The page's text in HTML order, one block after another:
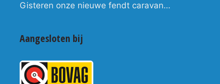
Gisteren onze nieuwe fendt caravan…
Aangesloten bij